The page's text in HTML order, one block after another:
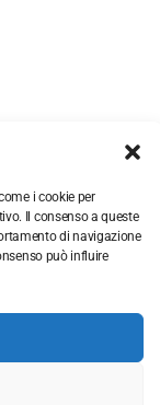
i cookie per
Il consenso a queste
di navigazione
può influire